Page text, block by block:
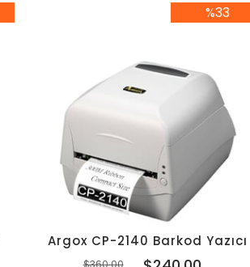
Argox CP-2140 Barkod Yazıcı
$360.00
%33